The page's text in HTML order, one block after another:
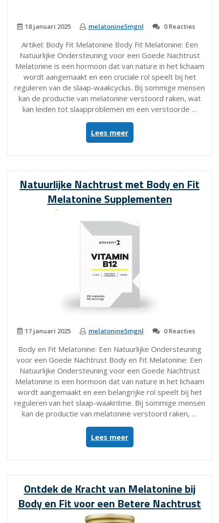
18 januari 2025 melatonine5mgnl 0 Reacties
Artikel: Body Fit Melatonine Body Fit Melatonine: Een
Natuurlijke Ondersteuning voor een Goede Nachtrust
Melatonine is een hormoon dat van nature in het lichaam
wordt aangemaakt en een cruciale rol speelt bij het
reguleren van de slaap-waakcyclus. Bij sommige mensen
kan de productie van melatonine verstoord raken, wat
kan leiden tot slaapproblemen en een verstoorde …
Lees meer“Optimaliseer
je
Nachtrust
Fit
Melatonine
Supplementen”
Natuurlijke Nachtrust met Body en Fit
Melatonine Supplementen
17 januari 2025 melatonine5mgnl 0 Reacties
Body en Fit Melatonine: Een Natuurlijke Ondersteuning
voor een Goede Nachtrust Body en Fit Melatonine: Een
Natuurlijke Ondersteuning voor een Goede Nachtrust
Melatonine is een hormoon dat van nature in het lichaam
wordt aangemaakt en een belangrijke rol speelt bij het
reguleren van het slaap-waakritme. Bij sommige mensen
kan de productie van melatonine verstoord raken, …
Lees meer“Natuurlijke
Nachtrust
met
Fit
Melatonine
Supplementen”
Ontdek de Kracht van Melatonine bij
Body en Fit voor een Betere Nachtrust